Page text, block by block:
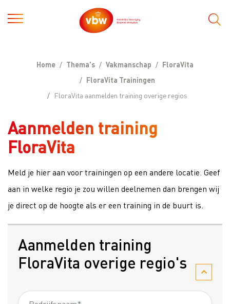
Home Thema's Vakmanschap
FloraVita
FloraVita Trainingen
FloraVita aanmelden training overige regios
Aanmelden training
FloraVita
Meld je hier aan voor trainingen op een andere locatie. Geef
aan in welke regio je zou willen deelnemen dan brengen wij
je direct op de hoogte als er een training in de buurt is.
Aanmelden training
FloraVita overige regio's